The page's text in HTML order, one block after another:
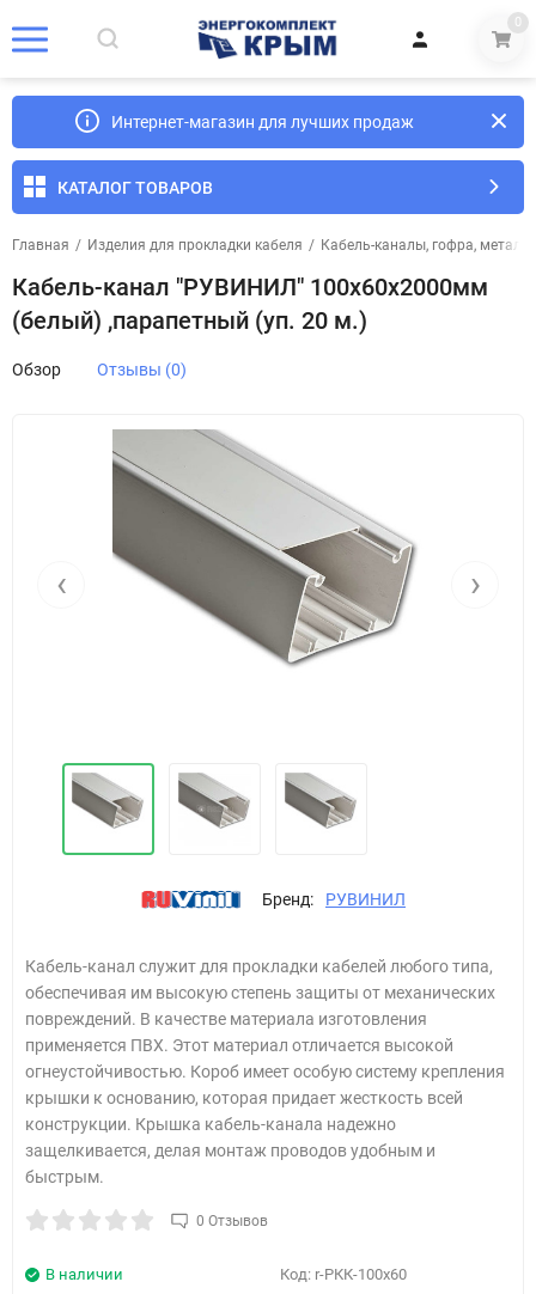
0
Интернет-магазин для лучших продаж
КАТАЛОГ ТОВАРОВ
Главная / Изделия для прокладки кабеля / Кабель-каналы, гофра,
Кабель-канал "РУВИНИЛ" 100х60х2000мм
(белый) ,парапетный (уп. 20 м.)
Обзор Отзывы (0)
‹ ›
Бренд: РУВИНИЛ
Кабель-канал служит для прокладки кабелей любого типа,
обеспечивая им высокую степень защиты от механических
повреждений. В качестве материала изготовления
применяется ПВХ. Этот материал отличается высокой
огнеустойчивостью. Короб имеет особую систему крепления
крышки к основанию, которая придает жесткость всей
конструкции. Крышка кабель-канала надежно
защелкивается, делая монтаж проводов удобным и
быстрым.
0 Отзывов
Код: r-РКК-100х60
В наличии